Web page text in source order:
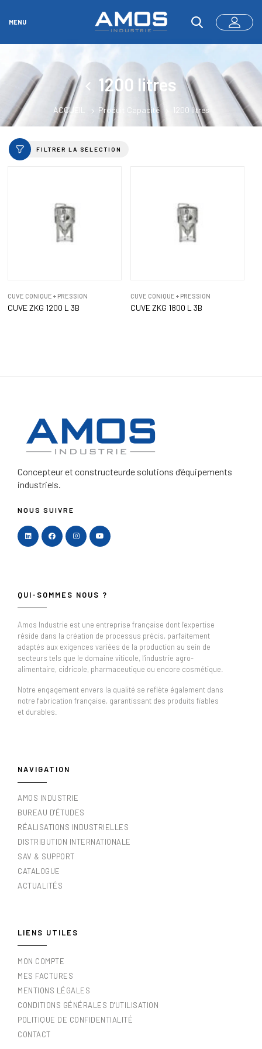
MENU
1200 litres
ACCUEIL Produit Capacité 1200 litres
FILTRER LA SÉLECTION
CUVE CONIQUE + PRESSION
CUVE ZKG 1200 L 3B
CUVE CONIQUE + PRESSION
CUVE ZKG 1800 L 3B
Concepteur et constructeurde solutions d’équipements
industriels.
NOUS SUIVRE
QUI-SOMMES NOUS ?
Amos Industrie est une entreprise française dont l'expertise
réside dans la création de processus précis, parfaitement
adaptés aux exigences variées de la production au sein de
secteurs tels que le domaine viticole, l'industrie agro-
alimentaire, cidricole, pharmaceutique ou encore cosmétique.
Notre engagement envers la qualité se reflète également dans
notre fabrication française, garantissant des produits fiables
et durables.
NAVIGATION
AMOS INDUSTRIE
BUREAU D'ÉTUDES
RÉALISATIONS INDUSTRIELLES
DISTRIBUTION INTERNATIONALE
SAV & SUPPORT
CATALOGUE
ACTUALITÉS
LIENS UTILES
MON COMPTE
MES FACTURES
MENTIONS LÉGALES
CONDITIONS GÉNÉRALES D'UTILISATION
POLITIQUE DE CONFIDENTIALITÉ
CONTACT